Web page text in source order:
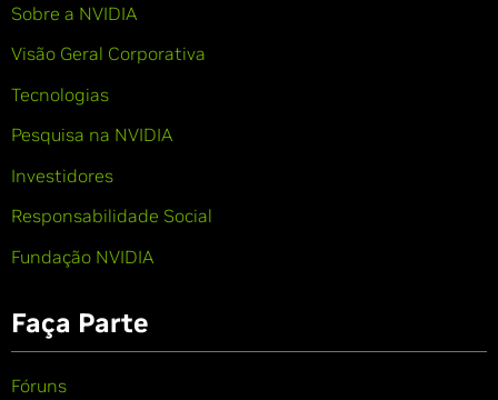
Sobre a NVIDIA
Visão Geral Corporativa
Tecnologias
Pesquisa na NVIDIA
Investidores
Responsabilidade Social
Fundação NVIDIA
Faça Parte
Fóruns